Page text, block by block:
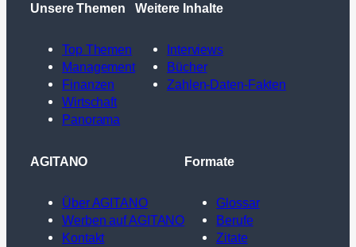
Unsere Themen
Top Themen
Management
Finanzen
Wirtschaft
Panorama
Weitere Inhalte
Interviews
Bücher
Zahlen-Daten-Fakten
AGITANO
Über AGITANO
Werben auf AGITANO
Kontakt
Formate
Glossar
Berufe
Zitate